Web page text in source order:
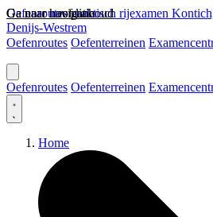
Ga naar hoofdinhoud
Ga naar navigatie
Oefenroutes praktisch rijexamen
Denijs-Westrem
Oefenroutes Oefenterreinen
Oefenroutes Oefenterreinen
Home